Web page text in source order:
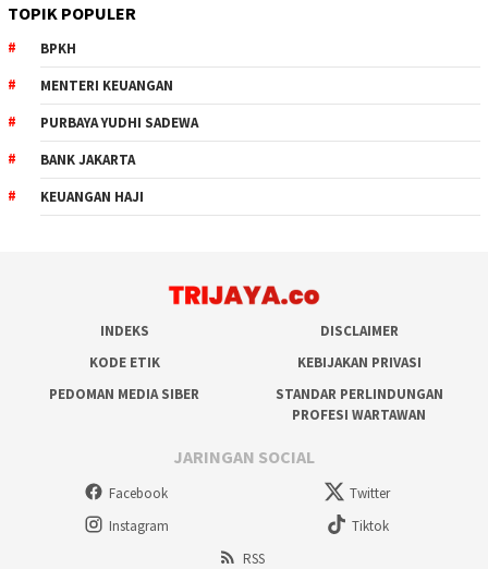
TOPIK POPULER
BPKH
MENTERI KEUANGAN
PURBAYA YUDHI SADEWA
BANK JAKARTA
KEUANGAN HAJI
INDEKS
DISCLAIMER
KODE ETIK
KEBIJAKAN PRIVASI
PEDOMAN MEDIA SIBER
STANDAR PERLINDUNGAN
PROFESI WARTAWAN
JARINGAN SOCIAL
Facebook
Twitter
Instagram
Tiktok
RSS